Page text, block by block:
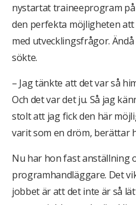
nystartat traineeprogram på
den perfekta möjligheten
med utvecklingsfrågor.
sökte.
– Jag tänkte att det var så
Och det var det ju. Så jag
stolt att jag fick den här
varit som en dröm, berättar
Nu har hon fast anställning
programhandläggare. Det
jobbet är att det inte är så